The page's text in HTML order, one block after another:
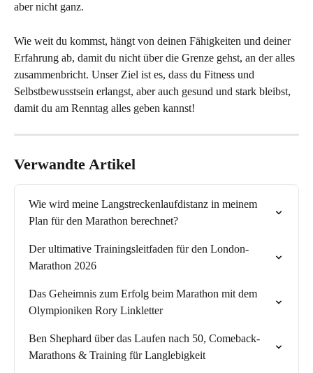
aber nicht ganz.
Wie weit du kommst, hängt von deinen Fähigkeiten und deiner
Erfahrung ab, damit du nicht über die Grenze gehst, an der alles
zusammenbricht. Unser Ziel ist es, dass du Fitness und
Selbstbewusstsein erlangst, aber auch gesund und stark bleibst,
damit du am Renntag alles geben kannst!
Verwandte Artikel
Wie wird meine Langstreckenlaufdistanz in meinem
Plan für den Marathon berechnet?
Der ultimative Trainingsleitfaden für den London-
Marathon 2026
Das Geheimnis zum Erfolg beim Marathon mit dem
Olympioniken Rory Linkletter
Ben Shephard über das Laufen nach 50, Comeback-
Marathons & Training für Langlebigkeit